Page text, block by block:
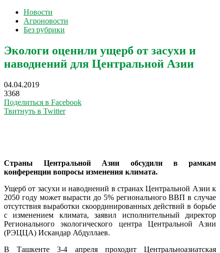
Новости
Агроновости
Без рубрики
Экологи оценили ущерб от засухи и
наводнений для Центральной Азии
04.04.2019
3368
Поделиться в Facebook
Твитнуть в Twitter
Страны Центральной Азии обсудили в рамкам
конференции вопросы изменения климата.
Ущерб от засухи и наводнений в странах Центральной Азии к
2050 году может вырасти до 5% регионального ВВП в случае
отсутствия выработки скоординированных действий в борьбе
с изменением климата, заявил исполнительный директор
Регионального экологического центра Центральной Азии
(РЭЦЦА) Искандар Абдуллаев.
В Ташкенте 3-4 апреля проходит Центральноазиатская